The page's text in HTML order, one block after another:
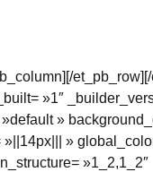
»1″
»default »
»
»1_2,1_2″